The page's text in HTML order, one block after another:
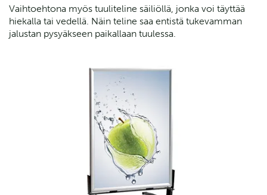
Vaihtoehtona myös tuuliteline säiliöllä, jonka voi täyttää
hiekalla tai vedellä. Näin teline saa entistä tukevamman
jalustan pysyäkseen paikallaan tuulessa.